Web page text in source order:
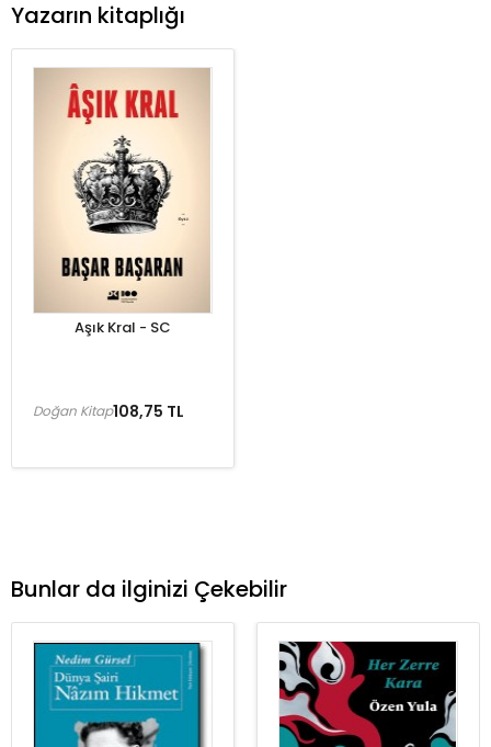
Yazarın kitaplığı
Aşık Kral - SC
108,75 TL
Doğan Kitap
Bunlar da ilginizi Çekebilir